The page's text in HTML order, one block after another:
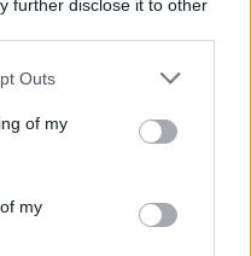
further disclose it to other
Outs
of my
my